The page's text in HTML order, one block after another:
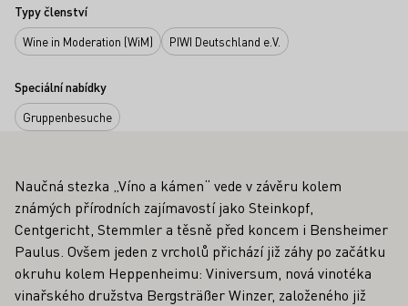
Typy členství
Wine in Moderation (WiM) PIWI Deutschland e.V.
Speciální nabídky
Gruppenbesuche
Naučná stezka „Víno a kámen“ vede v závěru kolem
známých přírodních zajímavostí jako Steinkopf,
Centgericht, Stemmler a těsně před koncem i Bensheimer
Paulus. Ovšem jeden z vrcholů přichází již záhy po začátku
okruhu kolem Heppenheimu: Viniversum, nová vinotéka
vinařského družstva Bergsträßer Winzer, založeného již